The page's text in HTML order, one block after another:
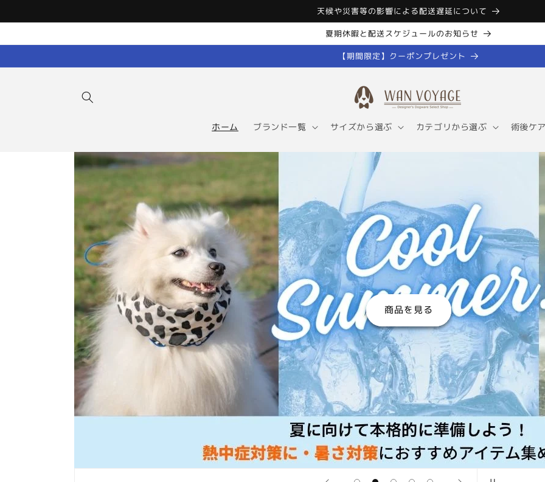
ツに進む
天候や災害等の影響による配送遅延について
夏期休暇と配送スケジュールのお知らせ
【期間限定】クーポンプレゼント
ホーム ブランド一覧 サイズから選ぶ カテゴリから選ぶ 術後ケ
商品を見る